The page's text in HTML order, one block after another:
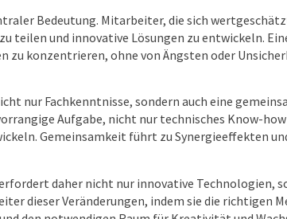
Bedeutung. Mitarbeiter, die sich
teilen und innovative Lösungen zu entwickeln.
konzentrieren, ohne von Ängsten oder
nur Fachkenntnisse, sondern auch eine
Aufgabe, nicht nur technisches Know-
Gemeinsamkeit führt zu Synergieeffekten
daher nicht nur innovative Technologien,
dieser Veränderungen, indem sie die richtigen